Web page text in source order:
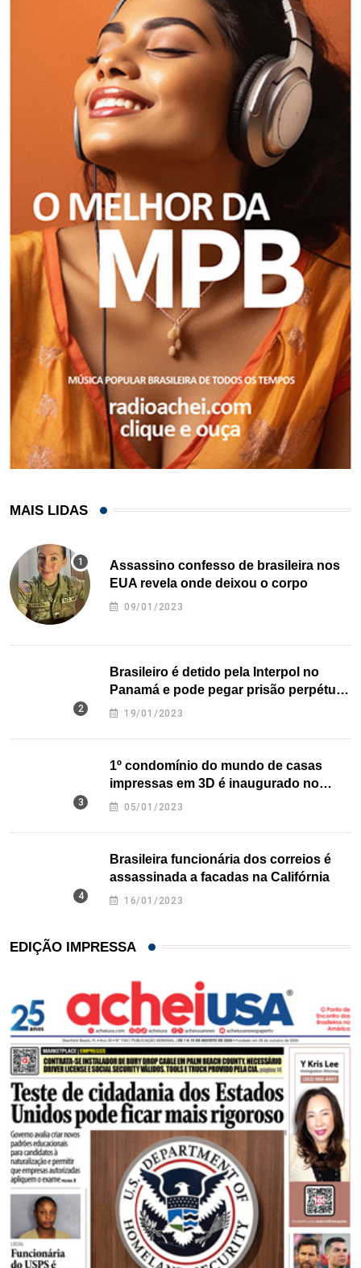
MAIS LIDAS
Assassino confesso de brasileira nos
EUA revela onde deixou o corpo
09/01/2023
Brasileiro é detido pela Interpol no
Panamá e pode pegar prisão perpétua
nos EUA
19/01/2023
1º condomínio do mundo de casas
impressas em 3D é inaugurado no
Texas
05/01/2023
Brasileira funcionária dos correios é
assassinada a facadas na Califórnia
16/01/2023
EDIÇÃO IMPRESSA